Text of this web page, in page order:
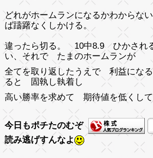
どれがホームランになるかわからな
ば躊躇なくしかける。
違ったら切る。 10中8.9 ひかされ
い、それで たまのホームランが
全てを取り返したうえで 利益にな
ると 固執し執着し
高い勝率を求めて 期待値を低くし
今日もポチたのむぞ
読み逃げすんなよ